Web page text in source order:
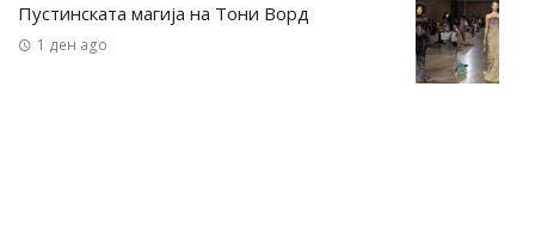
Пустинската магија на Тони Ворд
1 ден ago